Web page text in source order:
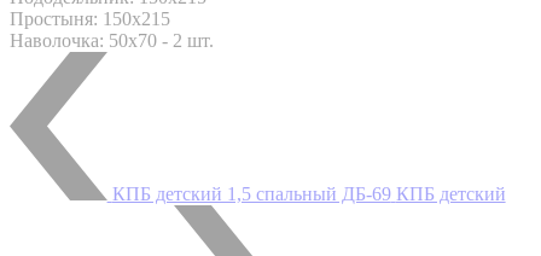
Простыня: 150x215
Наволочка: 50x70 - 2 шт.
КПБ детский 1,5 спальный ДБ-69 КПБ детский